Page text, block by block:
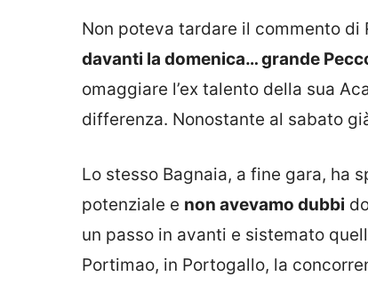
Non poteva tardare il commento di
davanti la domenica… grande
omaggiare l’ex talento della sua
differenza. Nonostante al sabato
Lo stesso Bagnaia, a fine gara, ha
potenziale e non avevamo dubbi
un passo in avanti e sistemato
Portimao, in Portogallo, la